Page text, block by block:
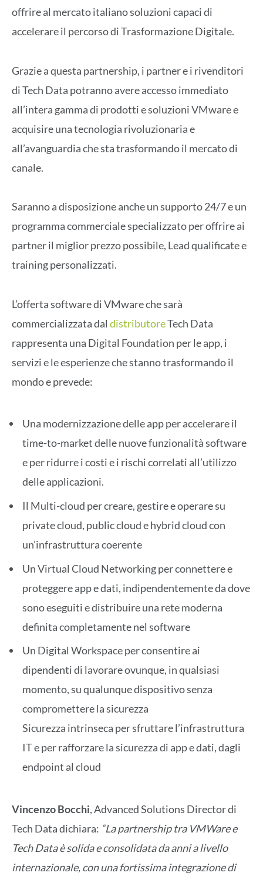
offrire al mercato italiano soluzioni capaci di
accelerare il percorso di Trasformazione Digitale.
Grazie a questa partnership, i partner e i rivenditori
di Tech Data potranno avere accesso immediato
all’intera gamma di prodotti e soluzioni VMware e
acquisire una tecnologia rivoluzionaria e
all’avanguardia che sta trasformando il mercato di
canale.
Saranno a disposizione anche un supporto 24/7 e un
programma commerciale specializzato per offrire ai
partner il miglior prezzo possibile, Lead qualificate e
training personalizzati.
L’offerta software di VMware che sarà
commercializzata dal distributoreTech Data
rappresenta una Digital Foundation per le app, i
servizi e le esperienze che stanno trasformando il
mondo e prevede:
Una modernizzazione delle app per accelerare il
time-to-market delle nuove funzionalità software
e per ridurre i costi e i rischi correlati all’utilizzo
delle applicazioni.
Il Multi-cloud per creare, gestire e operare su
private cloud, public cloud e hybrid cloud con
un’infrastruttura coerente
Un Virtual Cloud Networking per connettere e
proteggere app e dati, indipendentemente da dove
sono eseguiti e distribuire una rete moderna
definita completamente nel software
Un Digital Workspace per consentire ai
dipendenti di lavorare ovunque, in qualsiasi
momento, su qualunque dispositivo senza
compromettere la sicurezza
Sicurezza intrinseca per sfruttare l’infrastruttura
IT e per rafforzare la sicurezza di app e dati, dagli
endpoint al cloud
Vincenzo Bocchi, Advanced Solutions Director di
Tech Data dichiara: “La partnership tra VMWare e
Tech Data è solida e consolidata da anni a livello
internazionale, con una fortissima integrazione di